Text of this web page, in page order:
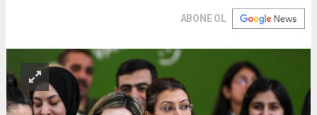
ABONE OL